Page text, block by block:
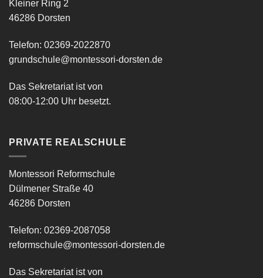
Kleiner Ring 2
46286 Dorsten
Telefon: 02369-2022870
grundschule@montessori-dorsten.de
Das Sekretariat ist von
08:00-12:00 Uhr besetzt.
PRIVATE REALSCHULE
Montessori Reformschule
Dülmener Straße 40
46286 Dorsten
Telefon: 02369-2087058
reformschule@montessori-dorsten.de
Das Sekretariat ist von